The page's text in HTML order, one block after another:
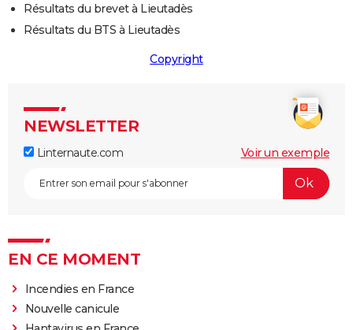
Résultats du brevet à Lieutadès
Résultats du BTS à Lieutadès
Copyright
NEWSLETTER
Linternaute.com Voir un exemple
EN CE MOMENT
Incendies en France
Nouvelle canicule